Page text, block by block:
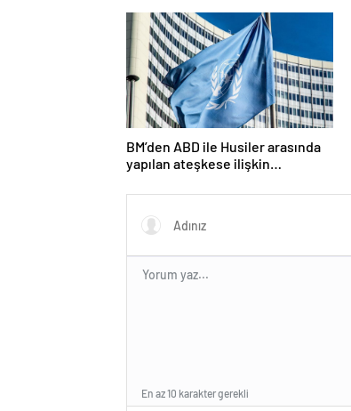
BM’den ABD ile Husiler arasında
yapılan ateşkese ilişkin
En az 10 karakter gerekli